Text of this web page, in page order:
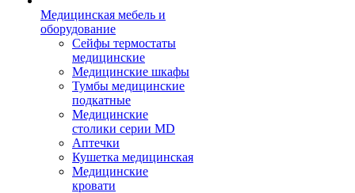
Медицинская мебель и
оборудование
Сейфы термостаты
медицинские
Медицинские шкафы
Тумбы медицинские
подкатные
Медицинские
столики серии MD
Аптечки
Кушетка медицинская
Медицинские
кровати